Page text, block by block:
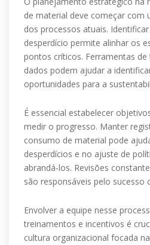
de material deve começar com
dos processos atuais.
desperdício permite alinhar os
pontos críticos. Ferramentas
dados podem ajudar a
oportunidades para a
É essencial estabelecer
medir o progresso. Manter
consumo de material pode
desperdícios e no ajuste de
abrandá-los. Revisões
são responsáveis pelo sucesso
Envolver a equipe nesse
treinamentos e incentivos é
cultura organizacional focada